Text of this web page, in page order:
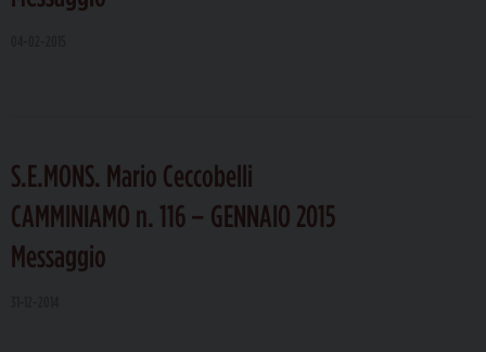
S.E.MONS. Mario Ceccobelli
CAMMINIAMO n. 116 – GENNAIO 2015
Messaggio